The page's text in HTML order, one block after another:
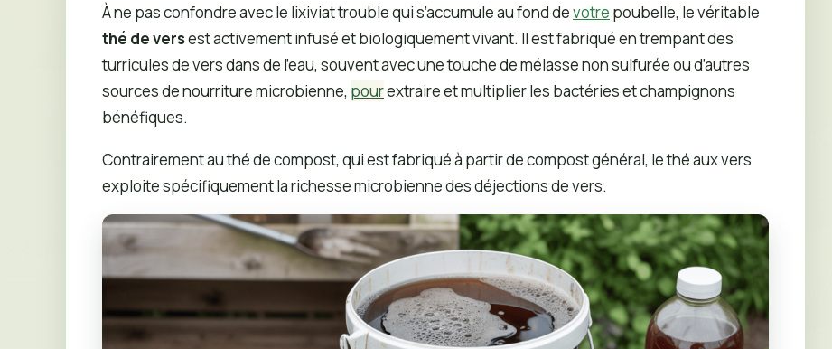
À ne pas confondre avec le lixiviat trouble qui s’accumule au fond devotre poubelle, le véritable
thé de versest activement infusé et biologiquement vivant. Il est fabriqué en trempant des
turricules de vers dans de l’eau, souvent avec une touche de mélasse non sulfurée ou d’autres
sources de nourriture microbienne, pourextraire et multiplier les bactéries et champignons
bénéfiques.
Contrairement au thé de compost, qui est fabriqué à partir de compost général, le thé aux vers
exploite spécifiquement la richesse microbienne des déjections de vers.